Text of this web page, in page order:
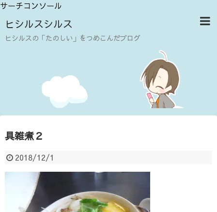
サーチコンソール
ヒシルスシルス
ヒシルスの「たのしい」をつめこんだブログ
具雑煮２
2018/12/1